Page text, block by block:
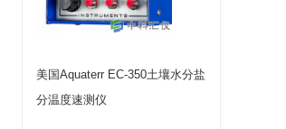
美国Aquaterr EC-350土壤水分盐
分温度速测仪